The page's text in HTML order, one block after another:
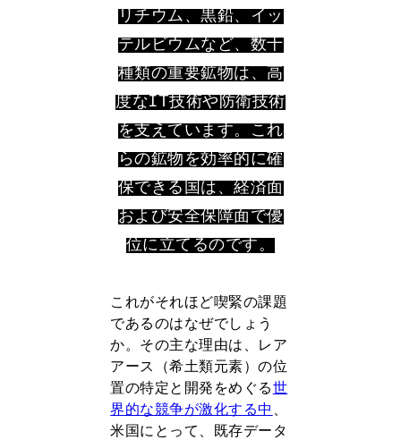
リチウム、黒鉛、イッ
テルビウムなど、数十
種類の重要鉱物は、高
度なIT技術や防衛技術
を支えています。これ
らの鉱物を効率的に確
保できる国は、経済面
および安全保障面で優
位に立てるのです。
これがそれほど喫緊の課題
であるのはなぜでしょう
か。その主な理由は、レア
アース（希土類元素）の位
置の特定と開発をめぐる世
界的な競争が激化する中
米国にとって、既存データ